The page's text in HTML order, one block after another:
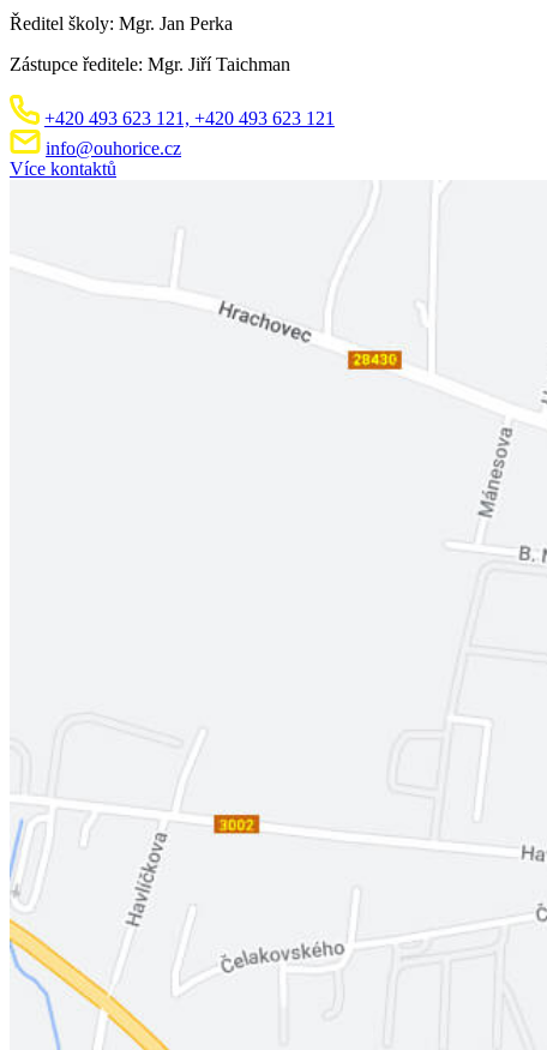
Ředitel školy: Mgr. Jan Perka
Zástupce ředitele: Mgr. Jiří Taichman
+420 493 623 121, +420 493 623 121
info@ouhorice.cz
Více kontaktů